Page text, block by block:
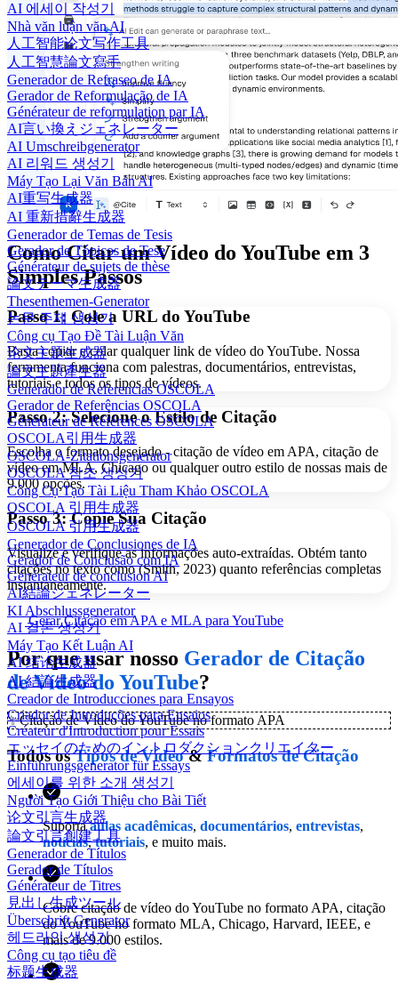
AI 에세이 작성기
Nhà văn luận văn AI
人工智能论文写作工具
人工智慧論文寫手
Generador de Refraseo de IA
Gerador de Reformulação de IA
Générateur de reformulation par IA
AI言い換えジェネレーター
AI Umschreibgenerator
AI 리워드 생성기
Máy Tạo Lại Văn Bản AI
AI重写生成器
AI 重新措辭生成器
Generador de Temas de Tesis
Gerador de Tópicos de Tese
Générateur de sujets de thèse
論文テーマ生成器
Thesenthemen-Generator
논문 주제 생성기
Công cụ Tạo Đề Tài Luận Văn
论文主题生成器
論文主題產生器
Generador de Referencias OSCOLA
Gerador de Referências OSCOLA
Générateur de Références OSCOLA
OSCOLA引用生成器
OSCOLA-Zitationsgenerator
OSCOLA 참조 생성기
Công Cụ Tạo Tài Liệu Tham Khảo OSCOLA
OSCOLA 引用生成器
OSCOLA 引用生成器
Generador de Conclusiones de IA
Gerador de Conclusão com IA
Générateur de conclusion AI
AI結論ジェネレーター
KI Abschlussgenerator
AI 결론 생성기
Máy Tạo Kết Luận AI
AI 结论生成器
AI 結論生成器
Creador de Introducciones para Ensayos
Criador de Introduções para Ensaios
Créateur d'Introduction pour Essais
エッセイのためのイントロダクションクリエイター
Einführungsgenerator für Essays
에세이를 위한 소개 생성기
Người Tạo Giới Thiệu cho Bài Tiết
论文引言生成器
論文引言創建工具
Generador de Títulos
Gerador de Títulos
Générateur de Titres
見出し生成ツール
Überschrift Generator
헤드라인 생성기
Công cụ tạo tiêu đề
标题生成器
Como Citar um Vídeo do YouTube em 3
Simples Passos
Passo 1: Cole a URL do YouTube
Basta copiar e colar qualquer link de vídeo do YouTube. Nossa
ferramenta funciona com palestras, documentários, entrevistas,
tutoriais e todos os tipos de vídeos.
Passo 2: Selecione o Estilo de Citação
Escolha o formato desejado - citação de vídeo em APA, citação de
vídeo em MLA, Chicago ou qualquer outro estilo de nossas mais de
9.000 opções.
Passo 3: Copie Sua Citação
Visualize e verifique as informações auto-extraídas. Obtém tanto
citações no texto como (Smith, 2023) quanto referências completas
instantaneamente.
Gerar Citação em APA e MLA para YouTube
Por que usar nosso Gerador de Citação
de Vídeo do YouTube?
✨Citação de Vídeo do YouTube no formato APA
Todos osTipos de Vídeo&Formatos de Citação
Suportaaulas acadêmicas, documentários, entrevistas,
notícias,tutoriais, e muito mais.
Cobre citação de vídeo do YouTube no formato APA, citação
do YouTube no formato MLA, Chicago, Harvard, IEEE, e
mais de 9.000 estilos.